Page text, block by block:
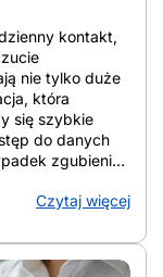
kontakt,
nie tylko duże
która
się szybkie
do danych
zgubienia
ekran,
wsparcia, a
Jak
Czytaj więcej